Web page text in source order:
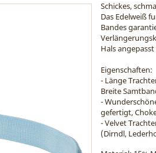
Schickes,
Das Edelweiß
Bandes
Hals
Eigenschaften:
- Länge
Breite
-
gefertigt,
- Velvet
(Dirndl,